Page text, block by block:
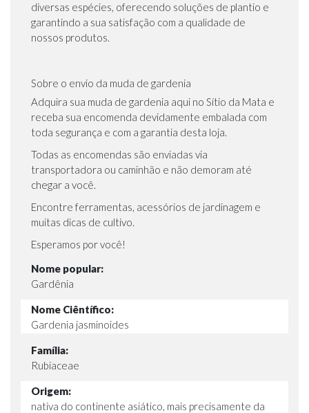
diversas espécies, oferecendo soluções de plantio e
garantindo a sua satisfação com a qualidade de
nossos produtos.
Sobre o envio da muda de gardenia
Adquira sua muda de gardenia aqui no Sítio da Mata e
receba sua encomenda devidamente embalada com
toda segurança e com a garantia desta loja.
Todas as encomendas são enviadas via
transportadora ou caminhão e não demoram até
chegar a você.
Encontre ferramentas, acessórios de jardinagem e
muitas dicas de cultivo.
Esperamos por você!
Nome popular:
Gardênia
Nome Ciêntífico:
Gardenia jasminoides
Família:
Rubiaceae
Origem:
nativa do continente asiático, mais precisamente da